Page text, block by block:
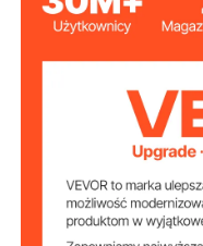
Wymiary produktu
przedłużającego
Nośność